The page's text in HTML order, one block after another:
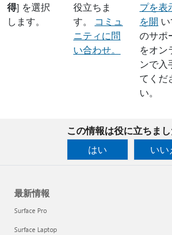
得] を選択
します。
役立ちま
す。 コミュ
ニティに問
い合わせ。
プを表
を開
のサポ
をオン
ンで入
てくだ
い。
この情報は役に立ちま
はい
いい
最新情報
Surface Pro
Surface Laptop